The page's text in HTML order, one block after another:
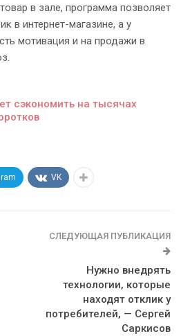
в зале, программа позволяет
в интернет-магазине, а у
мотивация и на продажи в
сэкономить на тысячах
VK
СЛЕДУЮЩАЯ ПУБЛИКАЦИЯ
Нужно внедрять
технологии, которые
находят отклик у
потребителей, — Сергей
Саркисов